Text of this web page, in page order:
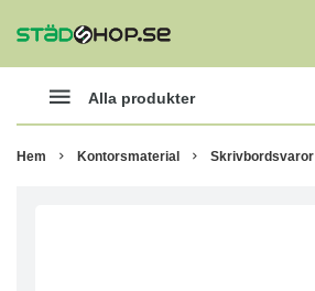
Alla produkter
Hem Kontorsmaterial Skrivbordsvaror